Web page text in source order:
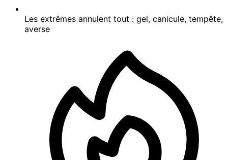
Les extrêmes annulent tout : gel, canicule, tempête,
averse